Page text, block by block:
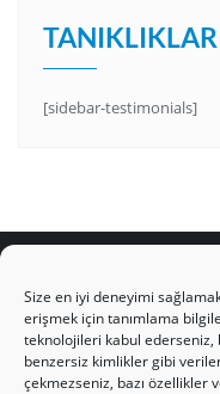
Size en iyi deneyimi
erişmek için tanımlama
teknolojileri kabul ederseniz,
benzersiz kimlikler gibi
çekmezseniz, bazı özellikler
TANIKLIKLAR
[sidebar-testimonials]
HAKKIMIZDA
Gizlilik Politikamız